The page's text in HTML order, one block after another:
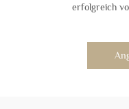
erfolgreich